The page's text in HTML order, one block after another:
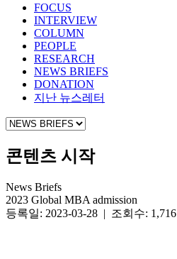
FOCUS
INTERVIEW
COLUMN
PEOPLE
RESEARCH
NEWS BRIEFS
DONATION
지난 뉴스레터
콘텐츠 시작
News Briefs
2023 Global MBA admission
등록일: 2023-03-28 | 조회수: 1,716